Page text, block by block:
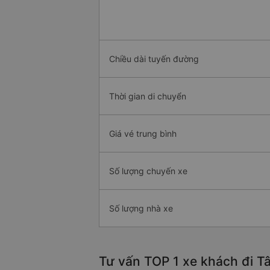
Chiều dài tuyến đường
Thời gian di chuyển
Giá vé trung bình
Số lượng chuyến xe
Số lượng nhà xe
Tư vấn TOP 1 xe khách đi